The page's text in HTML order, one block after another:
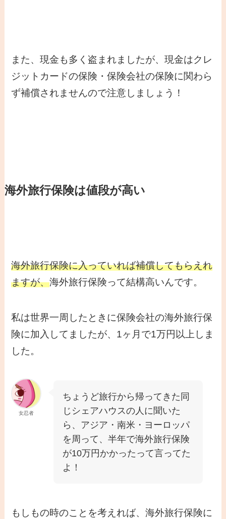
また、現金も多く盗まれましたが、現金はクレ
ジットカードの保険・保険会社の保険に関わら
ず補償されませんので注意しましょう！
海外旅行保険は値段が高い
海外旅行保険に入っていれば補償してもらえれ
ますが、海外旅行保険って結構高いんです。
私は世界一周したときに保険会社の海外旅行保
険に加入してましたが、1ヶ月で1万円以上しま
した。
女忍者
ちょうど旅行から帰ってきた同
じシェアハウスの人に聞いた
ら、アジア・南米・ヨーロッパ
を周って、半年で海外旅行保険
が10万円かかったって言ってた
よ！
もしもの時のことを考えれば、海外旅行保険に